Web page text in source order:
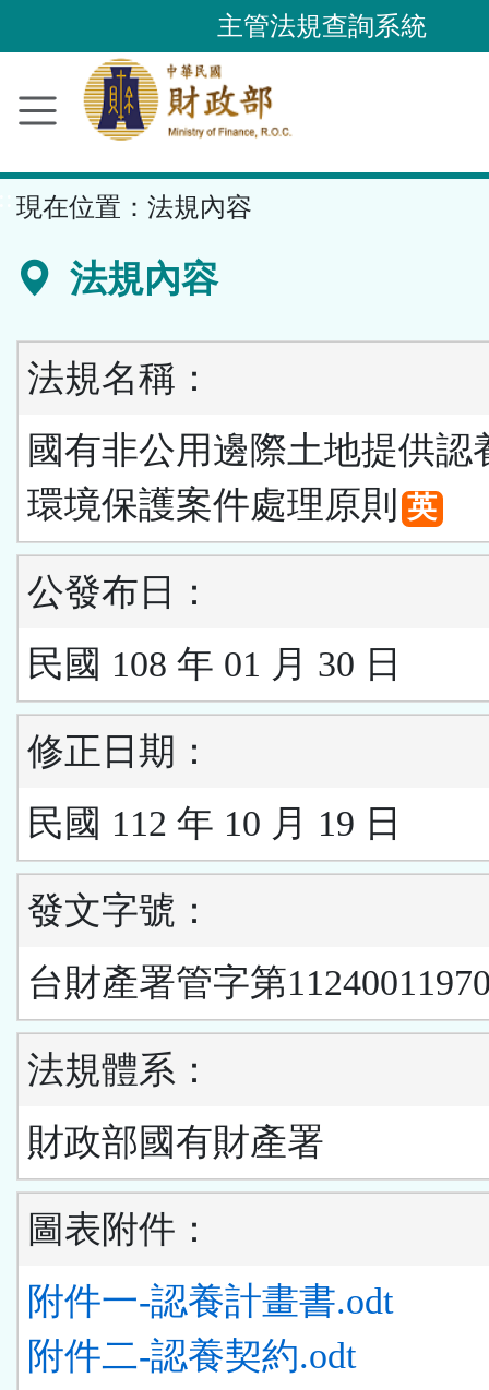
到
要
容
區
主管法規查詢系統
現在位置： 法規內容
法規內容
法規名稱：
國有非公用邊際土地提供認
環境保護案件處理原則 英
公發布日：
民國 108 年 01 月 30 日
修正日期：
民國 112 年 10 月 19 日
發文字號：
台財產署管字第
法規體系：
財政部國有財產署
圖表附件：
附件一-認養計畫書.odt
附件二-認養契約.odt